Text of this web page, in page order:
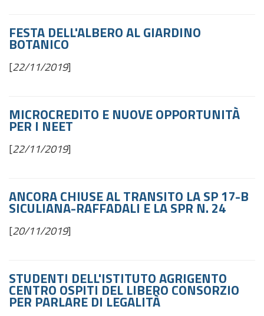
FESTA DELL'ALBERO AL GIARDINO
BOTANICO
[22/11/2019]
MICROCREDITO E NUOVE OPPORTUNITÀ
PER I NEET
[22/11/2019]
ANCORA CHIUSE AL TRANSITO LA SP 17-B
SICULIANA-RAFFADALI E LA SPR N. 24
[20/11/2019]
STUDENTI DELL'ISTITUTO AGRIGENTO
CENTRO OSPITI DEL LIBERO CONSORZIO
PER PARLARE DI LEGALITÀ